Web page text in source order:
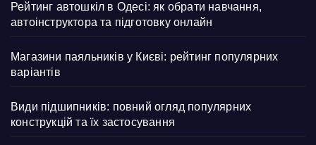
Рейтинг автошкіл в Одесі: як обрати навчання,
автоінструктора та підготовку онлайн
Магазини паяльників у Києві: рейтинг популярних
варіантів
Види підшипників: повний огляд популярних
конструкцій та їх застосування